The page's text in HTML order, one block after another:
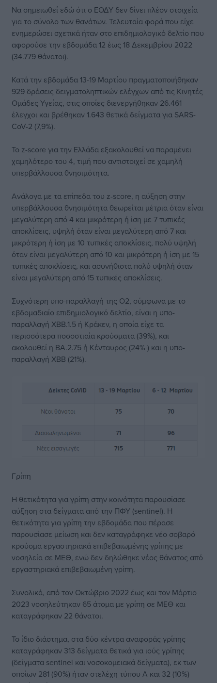
Να σημειωθεί εδώ ότι ο ΕΟΔΥ δεν δίνει πλέον στοιχεία
για το σύνολο των θανάτων. Τελευταία φορά που είχε
ενημερώσει σχετικά ήταν στο επιδημιολογικό δελτίο που
αφορούσε την εβδομάδα 12 έως 18 Δεκεμβρίου 2022
(34.779 θάνατοι).
Κατά την εβδομάδα 13-19 Μαρτίου πραγματοποιήθηκαν
929 δράσεις δειγματοληπτικών ελέγχων από τις Κινητές
Ομάδες Υγείας, στις οποίες διενεργήθηκαν 26.461
έλεγχοι και βρέθηκαν 1.643 θετικά δείγματα για SARS-
CoV-2 (7,9%).
Το z-score για την Ελλάδα εξακολουθεί να παραμένει
χαμηλότερο του 4, τιμή που αντιστοιχεί σε χαμηλή
υπερβάλλουσα θνησιμότητα.
Ανάλογα με τα επίπεδα του z-score, η αύξηση στην
υπερβάλλουσα θνησιμότητα θεωρείται μέτρια όταν είναι
μεγαλύτερη από 4 και μικρότερη ή ίση με 7 τυπικές
αποκλίσεις, υψηλή όταν είναι μεγαλύτερη από 7 και
μικρότερη ή ίση με 10 τυπικές αποκλίσεις, πολύ υψηλή
όταν είναι μεγαλύτερη από 10 και μικρότερη ή ίση με 15
τυπικές αποκλίσεις, και ασυνήθιστα πολύ υψηλή όταν
είναι μεγαλύτερη από 15 τυπικές αποκλίσεις.
Συχνότερη υπο-παραλλαγή της Ο2, σύμφωνα με το
εβδομαδιαίο επιδημιολογικό δελτίο, είναι η υπο-
παραλλαγή XBB.1.5 ή Κράκεν, η οποία είχε τα
περισσότερα ποσοστιαία κρούσματα (39%), και
ακολουθεί η BA.2.75 ή Κένταυρος (24% ) και η υπο-
παραλλαγή XBB (21%).
Γρίπη
Η θετικότητα για γρίπη στην κοινότητα παρουσίασε
αύξηση στα δείγματα από την ΠΦΥ (sentinel). Η
θετικότητα για γρίπη την εβδομάδα που πέρασε
παρουσίασε μείωση και δεν καταγράφηκε νέο σοβαρό
κρούσμα εργαστηριακά επιβεβαιωμένης γρίπης με
νοσηλεία σε ΜΕΘ, ενώ δεν δηλώθηκε νέος θάνατος από
εργαστηριακά επιβεβαιωμένη γρίπη.
Συνολικά, από τον Οκτώβριο 2022 έως και τον Μάρτιο
2023 νοσηλεύτηκαν 65 άτομα με γρίπη σε ΜΕΘ και
καταγράφηκαν 22 θάνατοι.
Το ίδιο διάστημα, στα δύο κέντρα αναφοράς γρίπης
καταγράφηκαν 313 δείγματα θετικά για ιούς γρίπης
(δείγματα sentinel και νοσοκομειακά δείγματα), εκ των
οποίων 281 (90%) ήταν στελέχη τύπου Α και 32 (10%)